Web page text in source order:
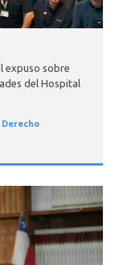
expuso sobre
del Hospital